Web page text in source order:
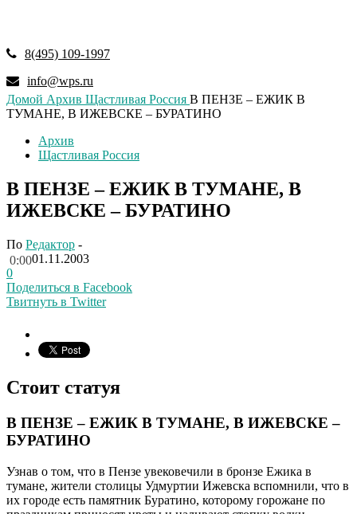
8(495) 109-1997
info@wps.ru
Домой Архив Щастливая Россия В ПЕНЗЕ – ЕЖИК В
ТУМАНЕ, В ИЖЕВСКЕ – БУРАТИНО
Архив
Щастливая Россия
В ПЕНЗЕ – ЕЖИК В ТУМАНЕ, В
ИЖЕВСКЕ – БУРАТИНО
По Редактор -
01.11.2003
0:00
0
Поделиться в Facebook
Твитнуть в Twitter
Стоит статуя
В ПЕНЗЕ – ЕЖИК В ТУМАНЕ, В ИЖЕВСКЕ –
БУРАТИНО
Узнав о том, что в Пензе увековечили в бронзе Ежика в
тумане, жители столицы Удмуртии Ижевска вспомнили, что в
их городе есть памятник Буратино, которому горожане по